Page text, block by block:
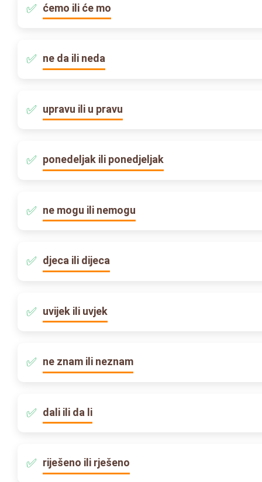
ćemo ili će mo
ne da ili neda
upravu ili u pravu
ponedeljak ili ponedjeljak
ne mogu ili nemogu
djeca ili dijeca
uvijek ili uvjek
ne znam ili neznam
dali ili da li
riješeno ili rješeno